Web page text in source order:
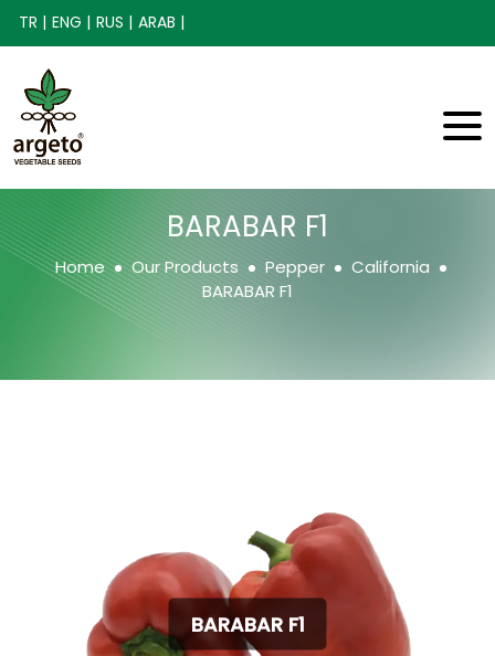
TR | ENG | RUS | ARAB |
BARABAR F1
Home Our Products Pepper
California
BARABAR F1
BARABAR F1